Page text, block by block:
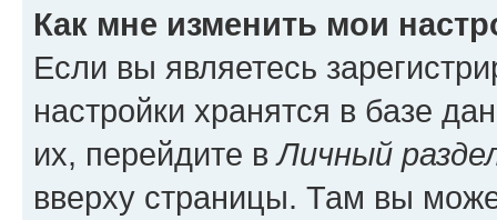
Как мне изменить мои
Если вы являетесь
настройки хранятся в базе
их, перейдите вЛичный
вверху страницы. Там вы